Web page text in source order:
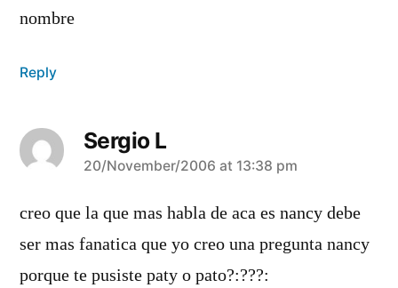
nombre
Reply
Sergio L
says:
20/November/2006 at 13:38 pm
creo que la que mas habla de aca es nancy debe
ser mas fanatica que yo creo una pregunta nancy
porque te pusiste paty o pato?:???: